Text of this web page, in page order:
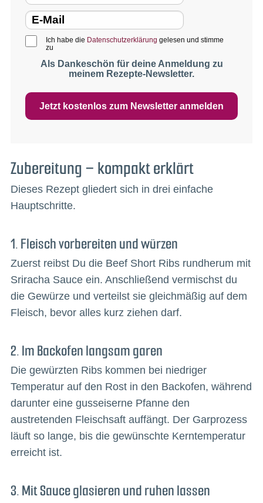
Ich habe die Datenschutzerklärung gelesen und stimme
zu
Als Dankeschön für deine Anmeldung zu
meinem Rezepte-Newsletter.
Jetzt kostenlos zum Newsletter anmelden
Zubereitung – kompakt erklärt
Dieses Rezept gliedert sich in drei einfache
Hauptschritte.
1. Fleisch vorbereiten und würzen
Zuerst reibst Du die Beef Short Ribs rundherum mit
Sriracha Sauce ein. Anschließend vermischst du
die Gewürze und verteilst sie gleichmäßig auf dem
Fleisch, bevor alles kurz ziehen darf.
2. Im Backofen langsam garen
Die gewürzten Ribs kommen bei niedriger
Temperatur auf den Rost in den Backofen, während
darunter eine gusseiserne Pfanne den
austretenden Fleischsaft auffängt. Der Garprozess
läuft so lange, bis die gewünschte Kerntemperatur
erreicht ist.
3. Mit Sauce glasieren und ruhen lassen